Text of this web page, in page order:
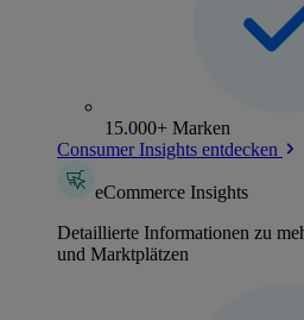
15.000+ Marken
Consumer Insights entdecken
eCommerce Insights
Detaillierte Informationen zu
und Marktplätzen